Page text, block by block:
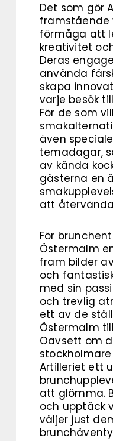
Det som gör
framstående
förmåga att
kreativitet
Deras
använda
skapa
varje besök
För de som
även
temadagar,
av kända
gästerna en
att
För
Östermalm
fram bilder
och
med sin
och trevlig
ett av de
Östermalm
Oavsett om
Artilleriet ett
att glömma.
och upptäck
väljer just